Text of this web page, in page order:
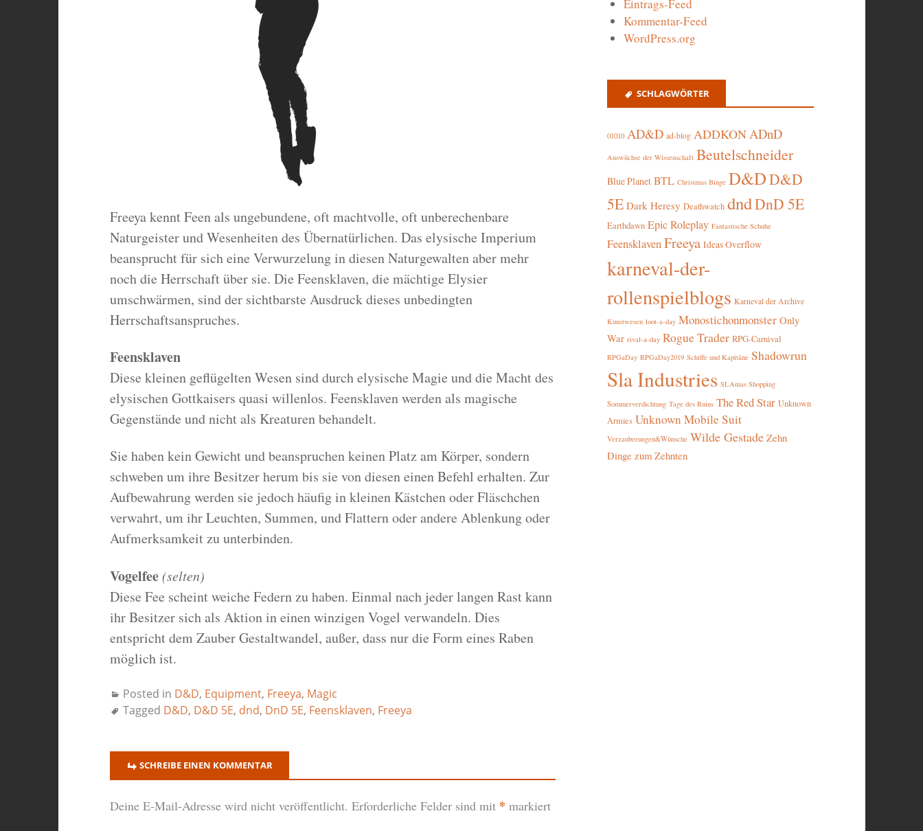
Freeya kennt Feen als ungebundene, oft machtvolle, oft unberechenbare
Naturgeister und Wesenheiten des Übernatürlichen. Das elysische Imperium
beansprucht für sich eine Verwurzelung in diesen Naturgewalten aber mehr
noch die Herrschaft über sie. Die Feensklaven, die mächtige Elysier
umschwärmen, sind der sichtbarste Ausdruck dieses unbedingten
Herrschaftsanspruches.
Feensklaven
Diese kleinen geflügelten Wesen sind durch elysische Magie und die Macht des
elysischen Gottkaisers quasi willenlos. Feensklaven werden als magische
Gegenstände und nicht als Kreaturen behandelt.
Sie haben kein Gewicht und beanspruchen keinen Platz am Körper, sondern
schweben um ihre Besitzer herum bis sie von diesen einen Befehl erhalten. Zur
Aufbewahrung werden sie jedoch häufig in kleinen Kästchen oder Fläschchen
verwahrt, um ihr Leuchten, Summen, und Flattern oder andere Ablenkung oder
Aufmerksamkeit zu unterbinden.
Vogelfee (selten)
Diese Fee scheint weiche Federn zu haben. Einmal nach jeder langen Rast kann
ihr Besitzer sich als Aktion in einen winzigen Vogel verwandeln. Dies
entspricht dem Zauber Gestaltwandel, außer, dass nur die Form eines Raben
möglich ist.
Posted in D&D, Equipment, Freeya, Magic
Tagged D&D, D&D 5E, dnd, DnD 5E, Feensklaven, Freeya
SCHREIBE EINEN KOMMENTAR
Deine E-Mail-Adresse wird nicht veröffentlicht. Erforderliche Felder sind mit * markiert
Eintrags-Feed
Kommentar-Feed
WordPress.org
SCHLAGWÖRTER
01010 AD&D ad-blog ADDKONADnD
Auswüchse der Wissenschaft Beutelschneider
Blue Planet BTL Christmas Binge D&DD&D
5E Dark Heresy Deathwatch dndDnD 5E
Earthdawn Epic Roleplay Fantastische Schuhe
Feensklaven Freeya Ideas Overflow
karneval-der-
rollenspielblogs Karneval der Archive
Kunstwesen loot-a-day Monostichonmonster Only
War rival-a-day Rogue Trader RPG-Carnival
RPGaDay RPGaDay2019 Schiffe und Kapitäne Shadowrun
Sla Industries SLAmas Shopping
Sommerverdichtung Tage des Ruins The Red Star Unknown
Armies Unknown Mobile Suit
Verzauberungen&Wünsche Wilde Gestade Zehn
Dinge zum Zehnten